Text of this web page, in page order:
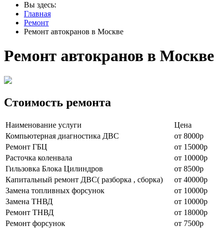
Вы здесь:
Главная
Ремонт
Ремонт автокранов в Москве
Ремонт автокранов в Москве
Стоимость ремонта
Наименование уcлуги
Цена
Компьютерная диагностика ДВС
от 8000р
Ремонт ГБЦ
от 15000р
Расточка коленвала
от 10000р
Гильзовка Блока Цилиндров
от 8500р
Капитальный ремонт ДВС( разборка , сборка)
от 40000р
Замена топливных форсунок
от 10000р
Замена ТНВД
от 10000р
Ремонт ТНВД
от 18000р
Ремонт форсунок
от 7500р